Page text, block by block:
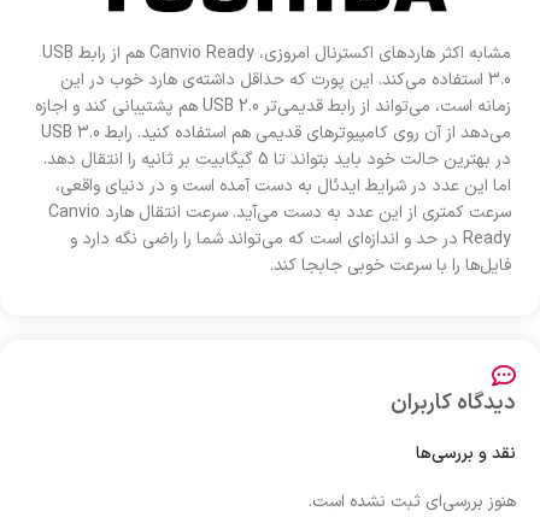
مشابه اکثر هاردهای اکسترنال امروزی، Canvio Ready هم از رابط USB
3.0 استفاده می‌کند. این پورت که حداقل داشته‌ی هارد خوب در این
زمانه است، می‌تواند از رابط قدیمی‌تر USB 2.0 هم پشتیبانی کند و اجازه
می‌دهد از آن روی کامپیوترهای قدیمی هم استفاده کنید. رابط USB 3.0
در بهترین حالت خود باید بتواند تا 5 گیگابیت بر ثانیه را انتقال دهد.
اما این عدد در شرایط ایدئال به دست آمده است و در دنیای واقعی،
سرعت کمتری از این عدد به دست می‌آید. سرعت انتقال هارد Canvio
Ready در حد و اندازه‌ای است که می‌تواند شما را راضی نگه دارد و
فایل‌ها را با سرعت خوبی جابجا کند.
دیدگاه کاربران
نقد و بررسی‌ها
هنوز بررسی‌ای ثبت نشده است.